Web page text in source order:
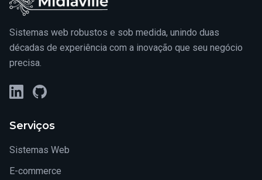
Sistemas web robustos e sob medida, unindo duas
décadas de experiência com a inovação que seu negócio
precisa.
LinkedInGitHub
Serviços
Sistemas Web
E-commerce